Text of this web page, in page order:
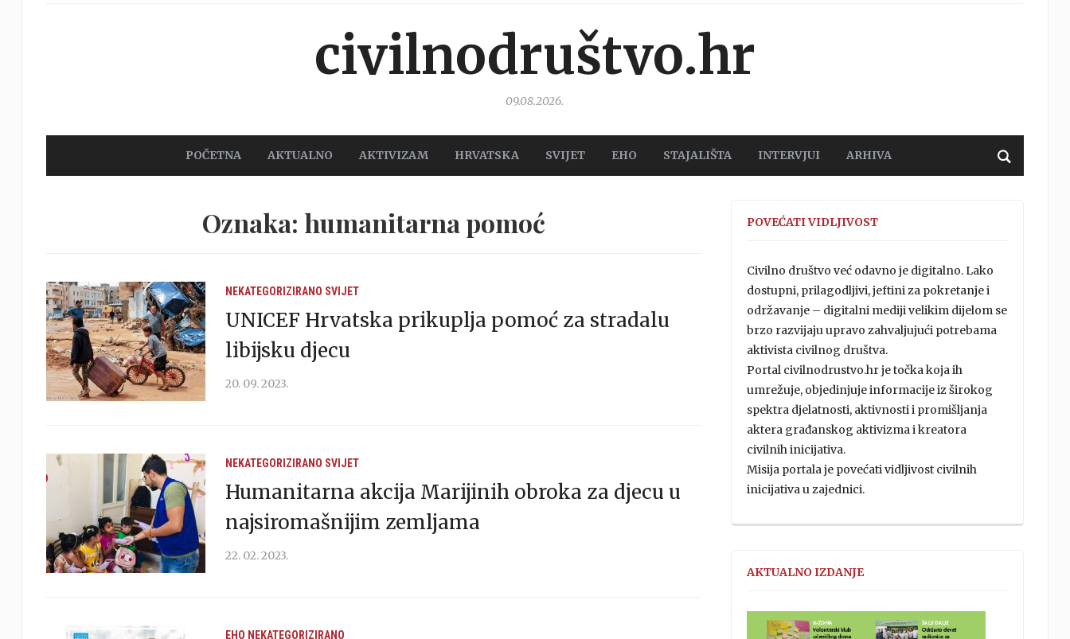
civilnodruštvo.hr
09.08.2026.
POČETNA AKTUALNO AKTIVIZAM HRVATSKA SVIJET EHO STAJALIŠTA INTERVJUI ARHIVA
Oznaka: humanitarna pomoć
NEKATEGORIZIRANO SVIJET
UNICEF Hrvatska prikuplja pomoć za stradalu
libijsku djecu
20. 09. 2023.
NEKATEGORIZIRANO SVIJET
Humanitarna akcija Marijinih obroka za djecu u
najsiromašnijim zemljama
22. 02. 2023.
EHO NEKATEGORIZIRANO
POVEĆATI VIDLJIVOST
Civilno društvo već odavno je digitalno. Lako
dostupni, prilagodljivi, jeftini za pokretanje i
održavanje – digitalni mediji velikim dijelom se
brzo razvijaju upravo zahvaljujući potrebama
aktivista civilnog društva.
Portal civilnodrustvo.hr je točka koja ih
umrežuje, objedinjuje informacije iz širokog
spektra djelatnosti, aktivnosti i promišljanja
aktera građanskog aktivizma i kreatora
civilnih inicijativa.
Misija portala je povećati vidljivost civilnih
inicijativa u zajednici.
AKTUALNO IZDANJE